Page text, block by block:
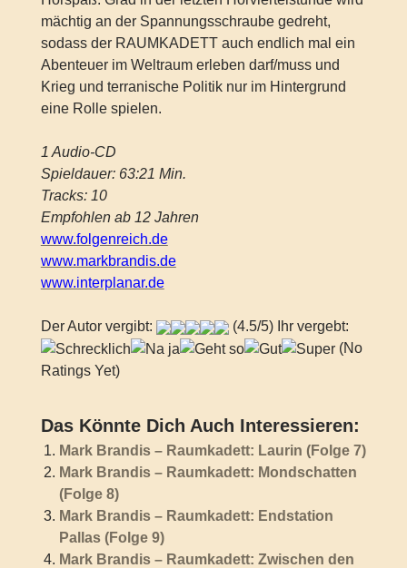
mächtig an der Spannungsschraube gedreht,
sodass der RAUMKADETT auch endlich mal ein
Abenteuer im Weltraum erleben darf/muss und
Krieg und terranische Politik nur im Hintergrund
eine Rolle spielen.
1 Audio-CD
Spieldauer: 63:21 Min.
Tracks: 10
Empfohlen ab 12 Jahren
www.folgenreich.de
www.markbrandis.de
www.interplanar.de
Der Autor vergibt:
(4.5/5) Ihr vergebt:
(No
Ratings Yet)
Das Könnte Dich Auch Interessieren:
Mark Brandis – Raumkadett: Laurin (Folge 7)
Mark Brandis – Raumkadett: Mondschatten
(Folge 8)
Mark Brandis – Raumkadett: Endstation
Pallas (Folge 9)
Mark Brandis – Raumkadett: Zwischen den